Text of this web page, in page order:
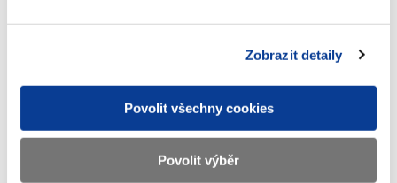
Zobrazit detaily
Povolit všechny cookies
Povolit výběr